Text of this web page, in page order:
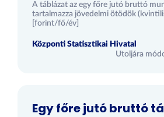
A táblázat az egy főre jutó bruttó
tartalmazza jövedelmi ötödök
[forint/fő/év]
Központi Statisztikai Hivatal
Utoljára
Egy főre jutó bruttó